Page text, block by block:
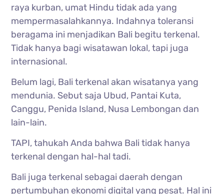
raya kurban, umat Hindu tidak ada yang
mempermasalahkannya. Indahnya toleransi
beragama ini menjadikan Bali begitu terkenal.
Tidak hanya bagi wisatawan lokal, tapi juga
internasional.
Belum lagi, Bali terkenal akan wisatanya yang
mendunia. Sebut saja Ubud, Pantai Kuta,
Canggu, Penida Island, Nusa Lembongan dan
lain-lain.
TAPI, tahukah Anda bahwa Bali tidak hanya
terkenal dengan hal-hal tadi.
Bali juga terkenal sebagai daerah dengan
pertumbuhan ekonomi digital yang pesat. Hal ini